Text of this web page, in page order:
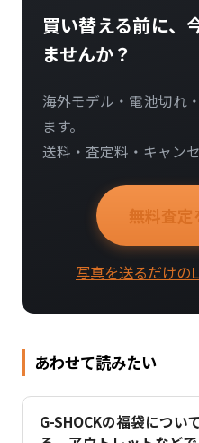
買い替える前に、
ませんか？
海外モデル・電池切れ
ます。
送料・査定料・キャン
無料査定
写真を送るだけ
あわせて読みたい
G-SHOCKの福袋につい